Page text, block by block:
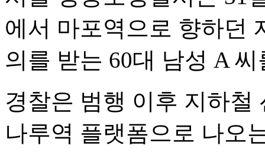
에서 마포역으로 향하던
의를 받는 60대 남성 A
경찰은 범행 이후 지하철
나루역 플랫폼으로 나오